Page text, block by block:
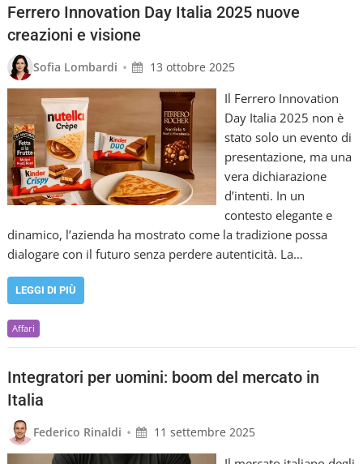
Ferrero Innovation Day Italia 2025 nuove
creazioni e visione
Sofia Lombardi • 13 ottobre 2025
Il Ferrero Innovation
Day Italia 2025 non è
stato solo un evento di
presentazione, ma una
vera dichiarazione
d’intenti. In un
contesto elegante e
dinamico, l’azienda ha mostrato come la tradizione possa
dialogare con il futuro senza perdere autenticità. La…
LEGGI DI PIÙ
Affari
Integratori per uomini: boom del mercato in
Italia
Federico Rinaldi • 11 settembre 2025